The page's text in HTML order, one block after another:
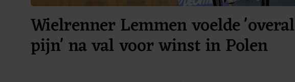
Wielrenner Lemmen voelde 'overal
pijn' na val voor winst in Polen